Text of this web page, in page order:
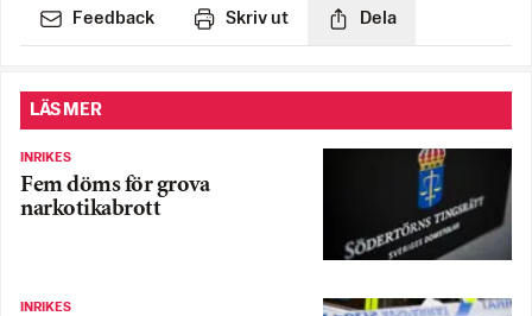
Feedback Skriv ut Dela
LÄS MER
INRIKES
Fem döms för grova
narkotikabrott
INRIKES